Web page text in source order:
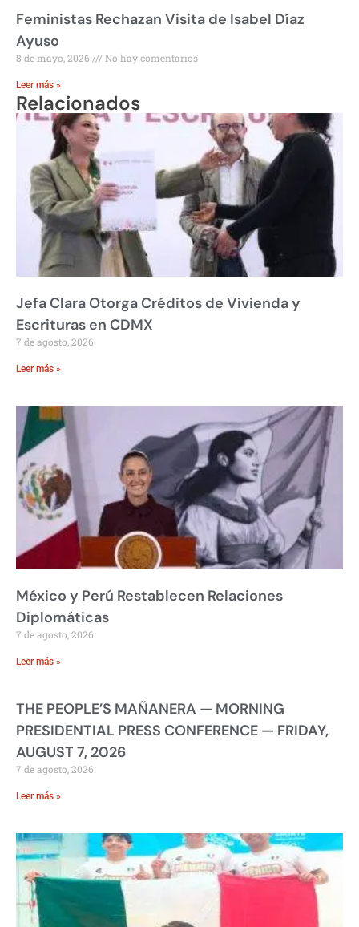
Feministas Rechazan Visita de Isabel Díaz
Ayuso
8 de mayo, 2026 No hay comentarios
Leer más »
Relacionados
Jefa Clara Otorga Créditos de Vivienda y
Escrituras en CDMX
7 de agosto, 2026
Leer más »
México y Perú Restablecen Relaciones
Diplomáticas
7 de agosto, 2026
Leer más »
THE PEOPLE’S MAÑANERA — MORNING
PRESIDENTIAL PRESS CONFERENCE — FRIDAY,
AUGUST 7, 2026
7 de agosto, 2026
Leer más »